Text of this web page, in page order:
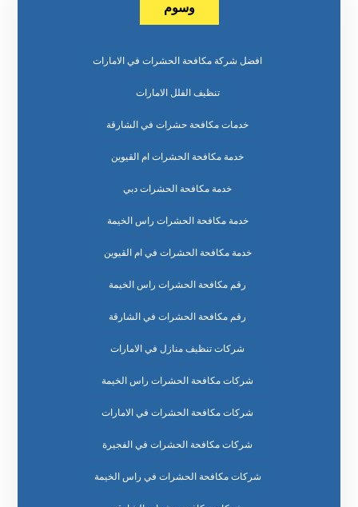
وسوم
افضل شركة مكافحة الحشرات في الامارات
تنظيف الفلل الامارات
خدمات مكافحة حشرات في الشارقة
خدمة مكافحة الحشرات ام القيوين
خدمة مكافحة الحشرات دبي
خدمة مكافحة الحشرات راس الخيمة
خدمة مكافحة الحشرات في ام القيوين
رقم مكافحة الحشرات راس الخيمة
رقم مكافحة الحشرات في الشارقة
شركات تنظيف منازل في الامارات
شركات مكافحة الحشرات راس الخيمة
شركات مكافحة الحشرات في الامارات
شركات مكافحة الحشرات في الفجيرة
شركات مكافحة الحشرات في راس الخيمة